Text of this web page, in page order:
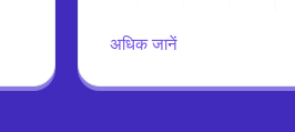
अधिक जानें